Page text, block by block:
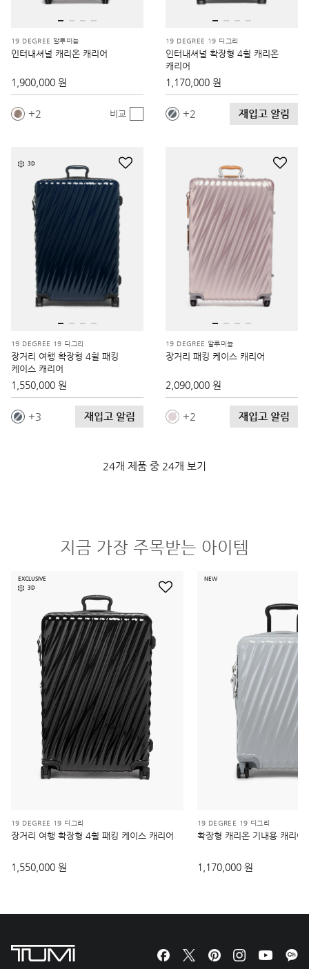
19 DEGREE 알루미늄
인터내셔널 캐리온 캐리어
1,900,000 원
2 비교
19 DEGREE 19 디그리
인터내셔널 확장형 4휠 캐리온
캐리어
1,170,000 원
2 재입고 알림
3D
19 DEGREE 19 디그리
장거리 여행 확장형 4휠 패킹
케이스 캐리어
1,550,000 원
3 재입고 알림
19 DEGREE 알루미늄
장거리 패킹 케이스 캐리어
2,090,000 원
2 재입고 알림
24개 제품 중 24개 보기
지금 가장 주목받는 아이템
EXCLUSIVE
3D
19 DEGREE 19 디그리
장거리 여행 확장형 4휠 패킹 케이스 캐리어
1,550,000 원
NEW
19 DEGREE 19 디그리
확장형 캐리온 기내용 캐리어
1,170,000 원